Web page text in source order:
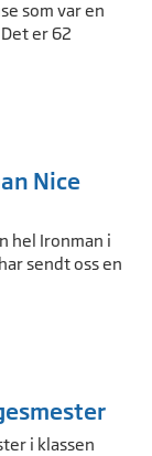
som var en
er 62
Nice
hel Ironman i
sendt oss en
i klassen